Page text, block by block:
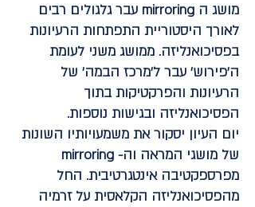
מושג ה mirroring עבר גלגולים רבים
לאורך היסטוריית התפתחות הרעיונות
בפסיכואנליזה. ממושג משני לעומת
ה'פירוש' עבר ל'מרכז הבמה' של
הרעיונות והפרקטיקות בתוך
הפסיכואנליזה ובגישות נוספות.
יום העיון יסקור את משמעויותיו השונות
של מושגי המראה וה- mirroring
מפרספקטיבה אינטגרטיבית. החל
מהפסיכואנליזה הקלאסית על זרמיה